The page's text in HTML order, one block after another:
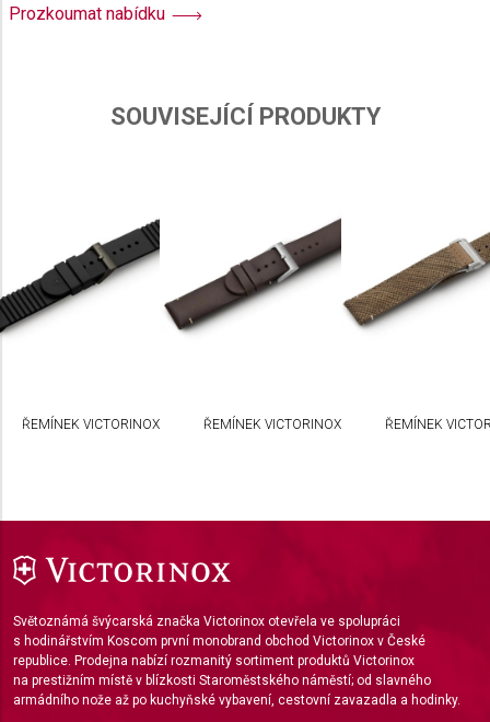
Prozkoumat nabídku
SOUVISEJÍCÍ PRODUKTY
ŘEMÍNEK VICTORINOX ŘEMÍNEK VICTORINOX ŘEMÍNEK
Světoznámá švýcarská značka Victorinox otevřela ve spolupráci
s hodinářstvím Koscom první monobrand obchod Victorinox v České
republice. Prodejna nabízí rozmanitý sortiment produktů Victorinox
na prestižním místě v blízkosti Staroměstského náměstí; od slavného
armádního nože až po kuchyňské vybavení, cestovní zavazadla a hodinky.